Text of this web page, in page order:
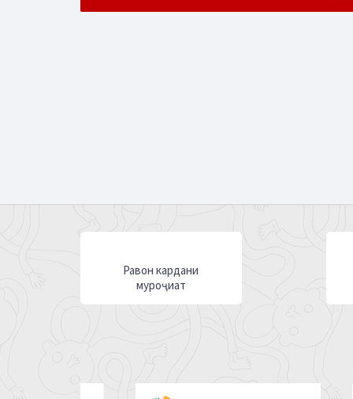
Равон кардани
муроҷиат